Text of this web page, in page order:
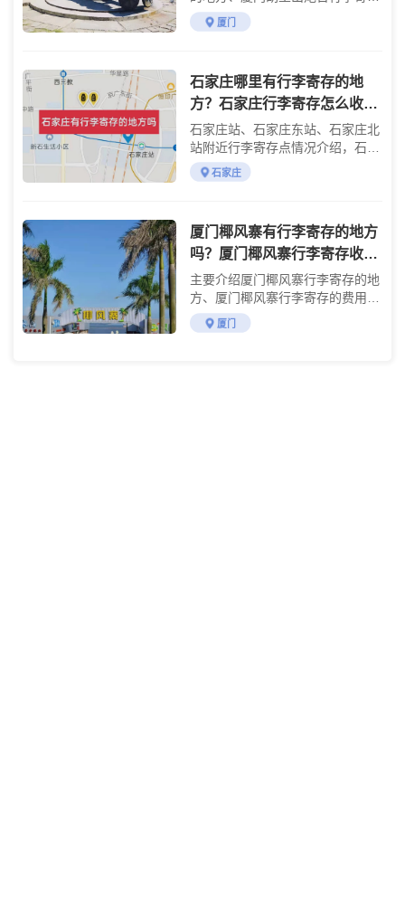
的费用及参观攻略
厦门
石家庄哪里有行李寄存的地
方？石家庄行李寄存怎么收
费？
石家庄站、石家庄东站、石家庄北
站附近行李寄存点情况介绍，石家
庄行李寄存点收费标准介绍
石家庄
厦门椰风寨有行李寄存的地方
吗？厦门椰风寨行李寄存收费
详情
主要介绍厦门椰风寨行李寄存的地
方、厦门椰风寨行李寄存的费用及
参观攻略
厦门